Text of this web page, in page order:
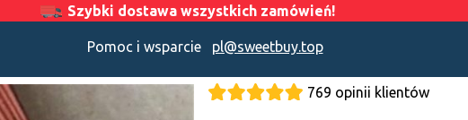
Szybki dostawa wszystkich zamówień!
Pomoc i wsparcie pl@sweetbuy.top
769 opinii klientów